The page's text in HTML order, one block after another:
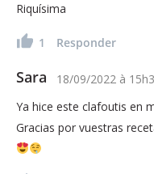
Riquísima
1 Responder
Sara 18/09/2022 à
Ya hice este clafoutis en
Gracias por vuestras